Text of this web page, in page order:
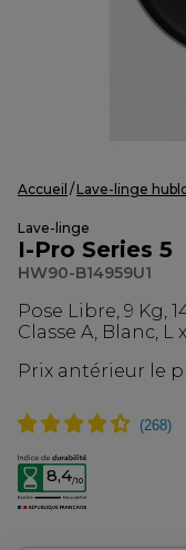
Accueil Lave-linge
Lave-linge
I-Pro Series 5
HW90-B14959U1
Pose Libre, 9 Kg,
Classe A, Blanc, L
Prix antérieur le
8,4/10